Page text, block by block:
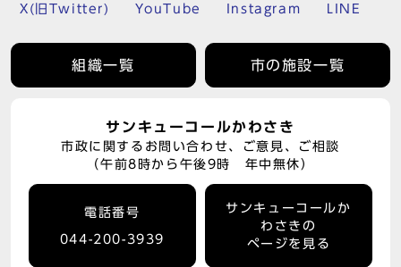
X(旧Twitter) YouTube Instagram LINE
組織一覧 市の施設一覧
サンキューコールかわさき
市政に関するお問い合わせ、ご意見、ご相談
（午前8時から午後9時 年中無休）
電話番号
044-200-3939
サンキューコールか
わさきの
ページを見る